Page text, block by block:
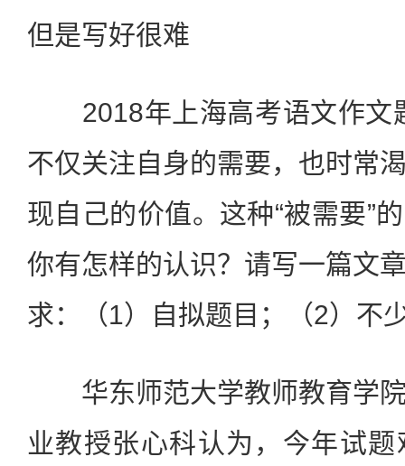
但是写好很难
2018年上海高考语文作文
不仅关注自身的需要，也时常
现自己的价值。这种“被需要”
你有怎样的认识？请写一篇文
求：（1）自拟题目；（2）不
华东师范大学教师教育学院
业教授张心科认为，今年试